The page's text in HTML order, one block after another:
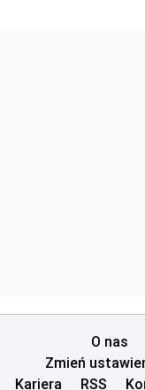
O nas
Zmień
Kariera
RSS